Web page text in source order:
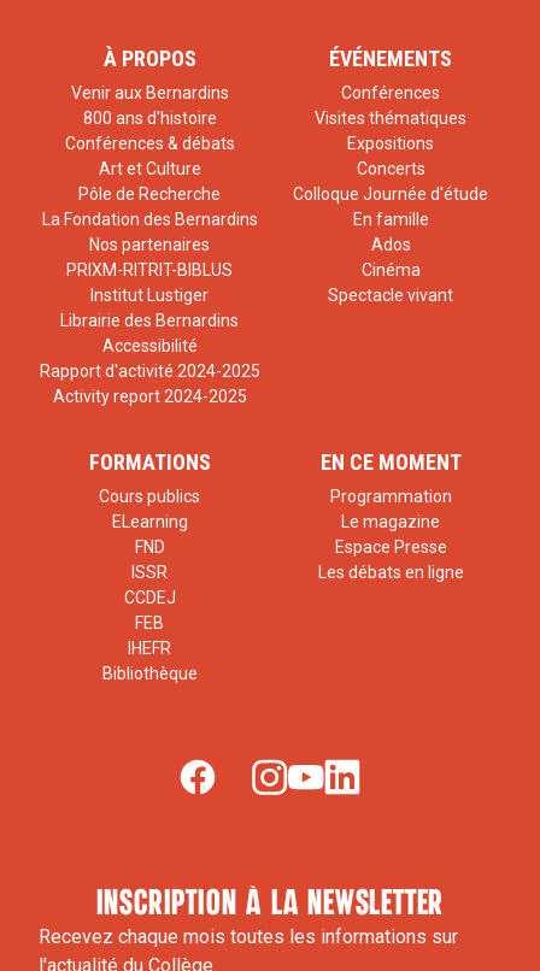
À PROPOS
Venir aux Bernardins
800 ans d'histoire
Conférences & débats
Art et Culture
Pôle de Recherche
La Fondation des Bernardins
Nos partenaires
PRIXM-RITRIT-BIBLUS
Institut Lustiger
Librairie des Bernardins
Accessibilité
Rapport d'activité 2024-2025
Activity report 2024-2025
ÉVÉNEMENTS
Conférences
Visites thématiques
Expositions
Concerts
Colloque Journée d'étude
En famille
Ados
Cinéma
Spectacle vivant
FORMATIONS
Cours publics
ELearning
FND
ISSR
CCDEJ
FEB
IHEFR
Bibliothèque
EN CE MOMENT
Programmation
Le magazine
Espace Presse
Les débats en ligne
inscription à la newsletter
Recevez chaque mois toutes les informations sur
l'actualité du Collège.